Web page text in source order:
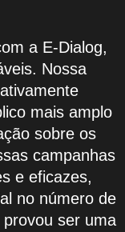
a E-Dialog,
Nossa
mais amplo
sobre os
campanhas
e eficazes,
no número de
ser uma